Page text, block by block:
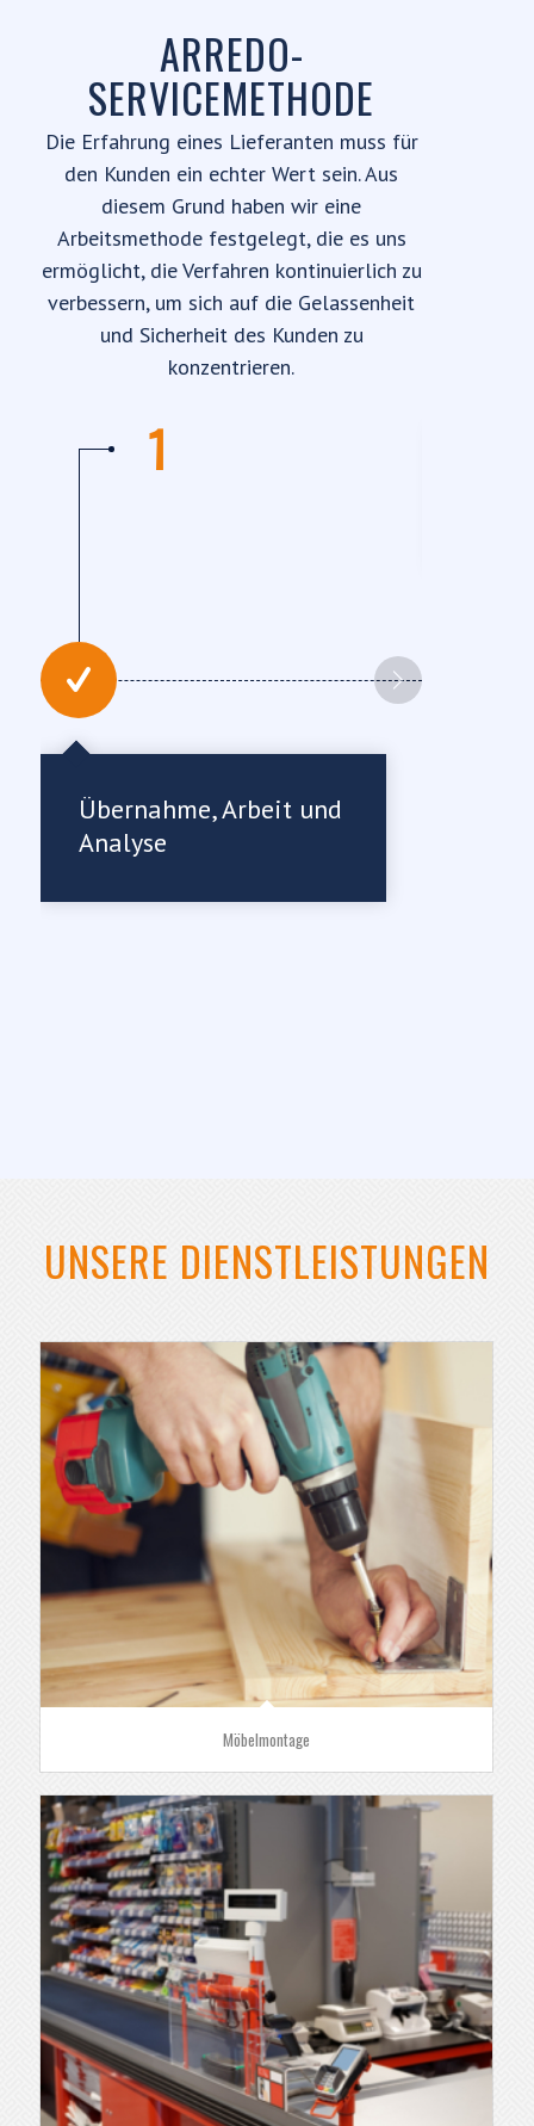
ARREDO-
SERVICEMETHODE
Die Erfahrung eines Lieferanten muss für
den Kunden ein echter Wert sein. Aus
diesem Grund haben wir eine
Arbeitsmethode festgelegt, die es uns
ermöglicht, die Verfahren kontinuierlich zu
verbessern, um sich auf die Gelassenheit
und Sicherheit des Kunden zu
konzentrieren.
1
Übernahme, Arbeit und
Analyse
UNSERE DIENSTLEISTUNGEN
Möbelmontage